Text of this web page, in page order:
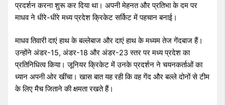
प्रदर्शन करना शुरू कर दिया था। अपनी मेहनत और प्रतिभा के दम पर
माधव ने धीरे-धीरे मध्य प्रदेश क्रिकेट सर्किट में पहचान बनाई।
माधव तिवारी दाएं हाथ के बल्लेबाज और दाएं हाथ के मध्यम तेज गेंदबाज हैं।
उन्होंने अंडर-15, अंडर-18 और अंडर-23 स्तर पर मध्य प्रदेश का
प्रतिनिधित्व किया। जूनियर क्रिकेट में उनके प्रदर्शन ने चयनकर्ताओं का
ध्यान अपनी ओर खींचा। खास बात यह रही कि वह गेंद और बल्ले दोनों से टीम
के लिए मैच जिताने की क्षमता रखते हैं।